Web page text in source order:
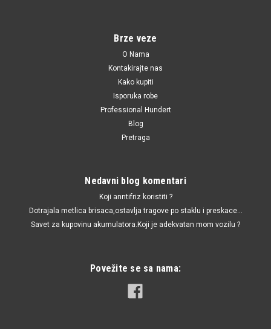
Brze veze
O Nama
Kontakirajte nas
Kako kupiti
Isporuka robe
Professional Hundert
Blog
Pretraga
Nedavni blog komentari
Koji anntifriz koristiti ?
Dotrajala metlica brisaca,ostavlja tragove po staklu i preskace...
Savet za kupovinu akumulatora.Koji je adekvatan mom vozilu ?
Povežite se sa nama: